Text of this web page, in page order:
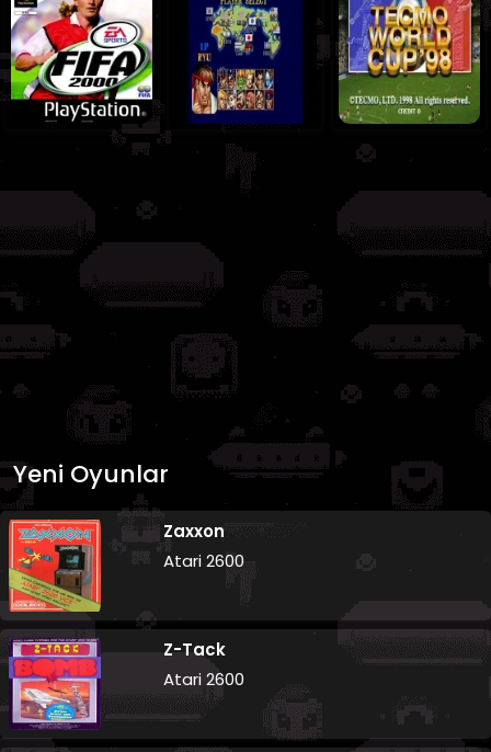
Yeni Oyunlar
Zaxxon
Atari 2600
Z-Tack
Atari 2600